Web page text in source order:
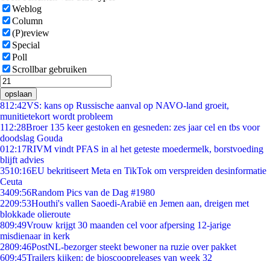
Weblog
Column
(P)review
Special
Poll
Scrollbar gebruiken
opslaan
812:42VS: kans op Russische aanval op NAVO-land groeit,
munitietekort wordt probleem
112:28Broer 135 keer gestoken en gesneden: zes jaar cel en tbs voor
doodslag Gouda
012:17RIVM vindt PFAS in al het geteste moedermelk, borstvoeding
blijft advies
3510:16EU bekritiseert Meta en TikTok om verspreiden desinformatie
Ceuta
3409:56Random Pics van de Dag #1980
2209:53Houthi's vallen Saoedi-Arabië en Jemen aan, dreigen met
blokkade olieroute
809:49Vrouw krijgt 30 maanden cel voor afpersing 12-jarige
misdienaar in kerk
2809:46PostNL-bezorger steekt bewoner na ruzie over pakket
609:45Trailers kijken: de bioscoopreleases van week 32